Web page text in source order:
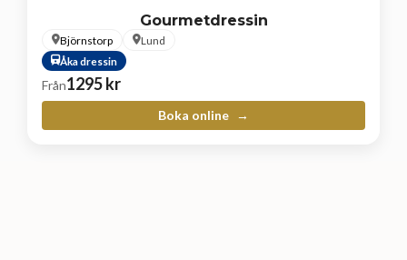
Gourmetdressin
Björnstorp
Lund
Åka dressin
Från1295kr
Boka online